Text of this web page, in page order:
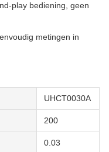
play bediening, geen
metingen in
UHCT0030A
200
0.03